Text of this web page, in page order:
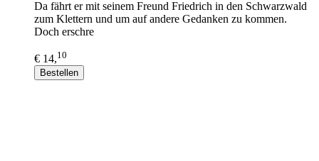
Da fährt er mit seinem Freund Friedrich in den Schwarzwald
zum Klettern und um auf andere Gedanken zu kommen.
Doch erschre
€ 14,10
Bestellen